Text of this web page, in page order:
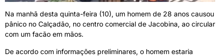
Na manhã desta quinta-feira (10), um homem de 28 anos causou
pânico no Calçadão, no centro comercial de Jacobina, ao circular
com um facão em mãos.
De acordo com informações preliminares, o homem estaria